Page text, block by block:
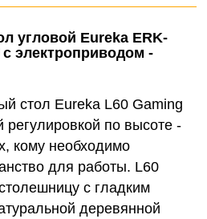
угловой Eureka ERK-
c электроприводом -
стол Eureka L60 Gaming
регулировкой по высоте -
кому необходимо
для работы. L60
с гладким
деревянной